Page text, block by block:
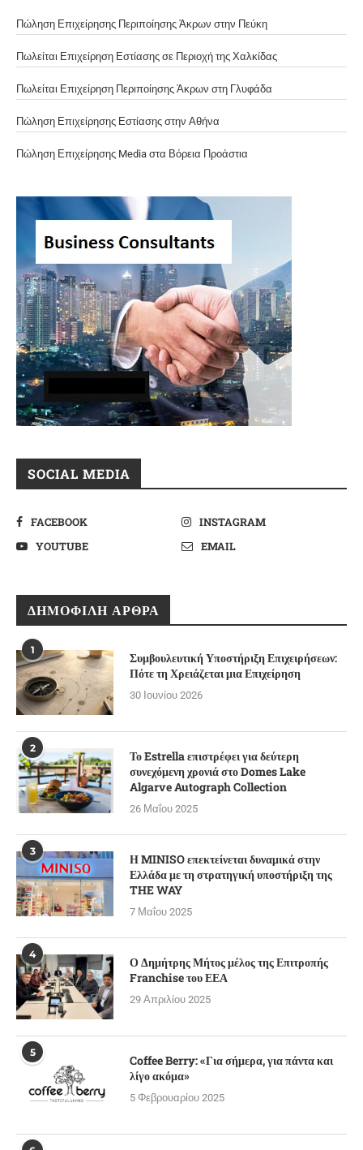
Πώληση Επιχείρησης Περιποίησης Άκρων στην Πεύκη
Πωλείται Επιχείρηση Εστίασης σε Περιοχή της Χαλκίδας
Πωλείται Επιχείρηση Περιποίησης Άκρων στη Γλυφάδα
Πώληση Επιχείρησης Εστίασης στην Αθήνα
Πώληση Επιχείρησης Media στα Βόρεια Προάστια
SOCIAL MEDIA
FACEBOOK
INSTAGRAM
YOUTUBE
EMAIL
ΔΗΜΟΦΙΛΉ ΆΡΘΡΑ
1
Συμβουλευτική Υποστήριξη Επιχειρήσεων:
Πότε τη Χρειάζεται μια Επιχείρηση
30 Ιουνίου 2026
2
Το Estrella επιστρέφει για δεύτερη
συνεχόμενη χρονιά στο Domes Lake
Algarve Autograph Collection
26 Μαΐου 2025
3
Η MINISO επεκτείνεται δυναμικά στην
Ελλάδα με τη στρατηγική υποστήριξη της
THE WAY
7 Μαΐου 2025
4
Ο Δημήτρης Μήτος μέλος της Επιτροπής
Franchise του ΕΕΑ
29 Απριλίου 2025
5
Coffee Berry: «Για σήμερα, για πάντα και
λίγο ακόμα»
5 Φεβρουαρίου 2025